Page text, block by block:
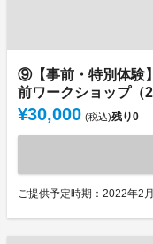
⑨【事前・特別体験
前ワークショップ（
¥30,000 (税込)残り0
ご提供予定時期：2022年2